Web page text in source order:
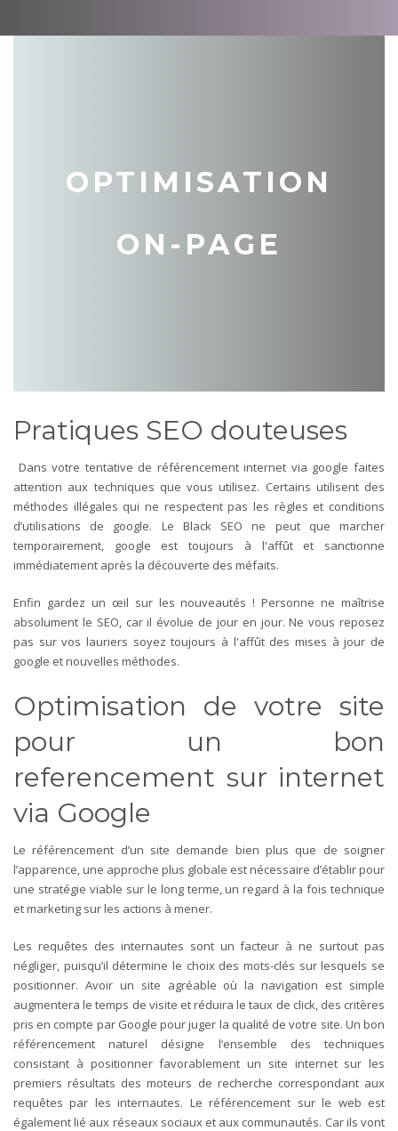
OPTIMISATION
ON-PAGE
Pratiques SEO douteuses
Dans votre tentative de référencement internet via google faites
attention aux techniques que vous utilisez. Certains utilisent des
méthodes illégales qui ne respectent pas les règles et conditions
d’utilisations de google. Le Black SEO ne peut que marcher
temporairement, google est toujours à l'affût et sanctionne
immédiatement après la découverte des méfaits.
Enfin gardez un œil sur les nouveautés ! Personne ne maîtrise
absolument le SEO, car il évolue de jour en jour. Ne vous reposez
pas sur vos lauriers soyez toujours à l'affût des mises à jour de
google et nouvelles méthodes.
Optimisation de votre site
pour un bon
referencement sur internet
via Google
Le référencement d’un site demande bien plus que de soigner
l’apparence, une approche plus globale est nécessaire d’établir pour
une stratégie viable sur le long terme, un regard à la fois technique
et marketing sur les actions à mener.
Les requêtes des internautes sont un facteur à ne surtout pas
négliger, puisqu’il détermine le choix des mots-clés sur lesquels se
positionner. Avoir un site agréable où la navigation est simple
augmentera le temps de visite et réduira le taux de click, des critères
pris en compte par Google pour juger la qualité de votre site. Un bon
référencement naturel désigne l’ensemble des techniques
consistant à positionner favorablement un site internet sur les
premiers résultats des moteurs de recherche correspondant aux
requêtes par les internautes. Le référencement sur le web est
également lié aux réseaux sociaux et aux communautés. Car ils vont